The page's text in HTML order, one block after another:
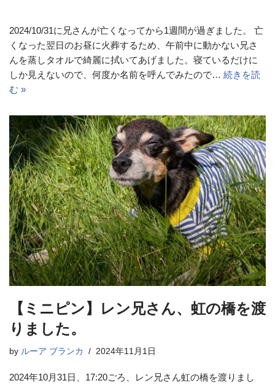
2024/10/31に兄さんが亡くなってから1週間が過ぎました。 亡
くなった翌日のお昼に火葬するため、午前中に動かない兄さ
んを蒸しタオルで綺麗に拭いてあげました。寝ているだけに
しか見えないので、何度か名前を呼んでみたので… 続きを読
む »
【ミニピン】レン兄さん、虹の橋を渡
りました。
by ルーア ブランカ 2024年11月1日
2024年10月31日、17:20ごろ、レン兄さん虹の橋を渡りまし